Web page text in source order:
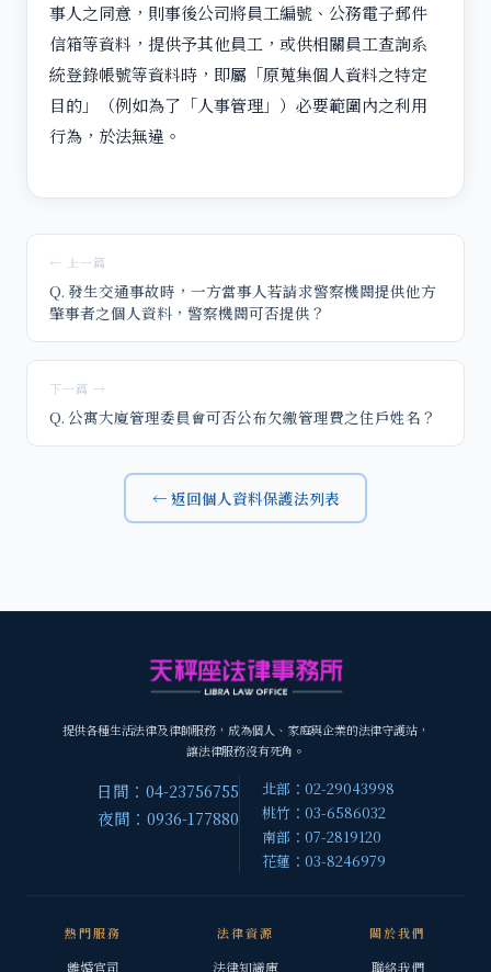
事人之同意，則事後公司將員工編號、公務電子郵件
信箱等資料，提供予其他員工，或供相關員工查詢系
統登錄帳號等資料時，即屬「原蒐集個人資料之特定
目的」（例如為了「人事管理」）必要範圍內之利用
行為，於法無違。
← 上一篇
Q. 發生交通事故時，一方當事人若請求警察機關提供他方
肇事者之個人資料，警察機關可否提供？
下一篇 →
Q. 公寓大廈管理委員會可否公布欠繳管理費之住戶姓名？
← 返回個人資料保護法列表
提供各種生活法律及律師服務，成為個人、家庭與企業的法律守護站，
讓法律服務沒有死角。
日間：04-23756755
夜間：0936-177880
北部：02-29043998
桃竹：03-6586032
南部：07-2819120
花蓮：03-8246979
熱門服務
離婚官司
法律資源
法律知識庫
關於我們
聯絡我們